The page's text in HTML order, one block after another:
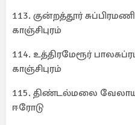
113. குன்றத்தூர்
காஞ்சிபுரம்
114. உத்திரமேரூர்
காஞ்சிபுரம்
115. திண்டல்மலை
ஈரோடு